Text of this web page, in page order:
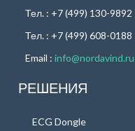
Тел. : +7 (499) 130-9892
Тел. : +7 (499) 608-0188
Email :info@nordavind.ru
РЕШЕНИЯ
ECG Dongle